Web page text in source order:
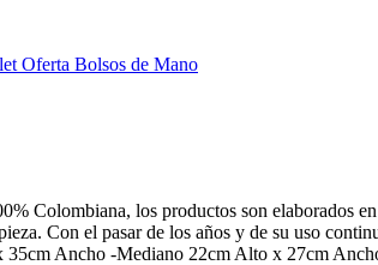
Oferta Bolsos de Mano
Colombiana, los productos son elaborados
Con el pasar de los años y de su uso
Ancho -Mediano 22cm Alto x 27cm